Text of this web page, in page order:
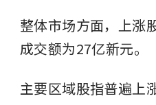
整体市场方面，上涨
成交额为27亿新元。
主要区域股指普遍上